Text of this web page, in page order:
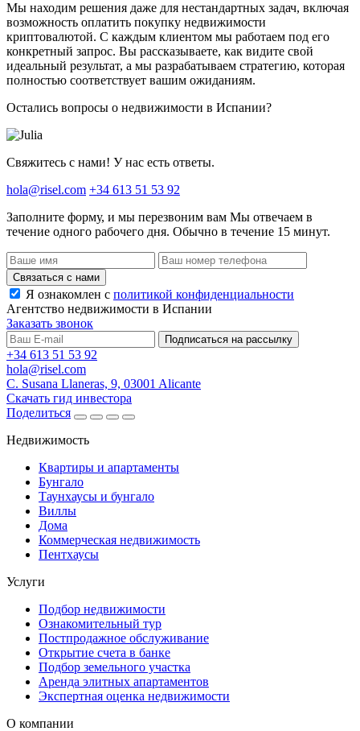
Мы находим решения даже для нестандартных задач, включая
возможность оплатить покупку недвижимости
криптовалютой. С каждым клиентом мы работаем под его
конкретный запрос. Вы рассказываете, как видите свой
идеальный результат, а мы разрабатываем стратегию, которая
полностью соответствует вашим ожиданиям.
Остались вопросы о недвижимости в Испании?
Свяжитесь с нами! У нас есть ответы.
hola@risel.com +34 613 51 53 92
Заполните форму, и мы перезвоним вам Мы отвечаем в
течение одного рабочего дня. Обычно в течение 15 минут.
Связаться с нами
Я ознакомлен с политикой конфиденциальности
Агентство недвижимости в Испании
Заказать звонок
Подписаться на рассылку
+34 613 51 53 92
hola@risel.com
C. Susana Llaneras, 9, 03001 Alicante
Скачать гид инвестора
Поделиться
Недвижимость
Квартиры и апартаменты
Бунгало
Таунхаусы и бунгало
Виллы
Дома
Коммерческая недвижимость
Пентхаусы
Услуги
Подбор недвижимости
Ознакомительный тур
Постпродажное обслуживание
Открытие счета в банке
Подбор земельного участка
Аренда элитных апартаментов
Экспертная оценка недвижимости
О компании